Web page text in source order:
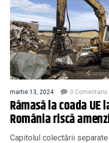
martie 13, 2024 0 Comentariu
Rămasă la coada
România riscă
Capitolul colectării